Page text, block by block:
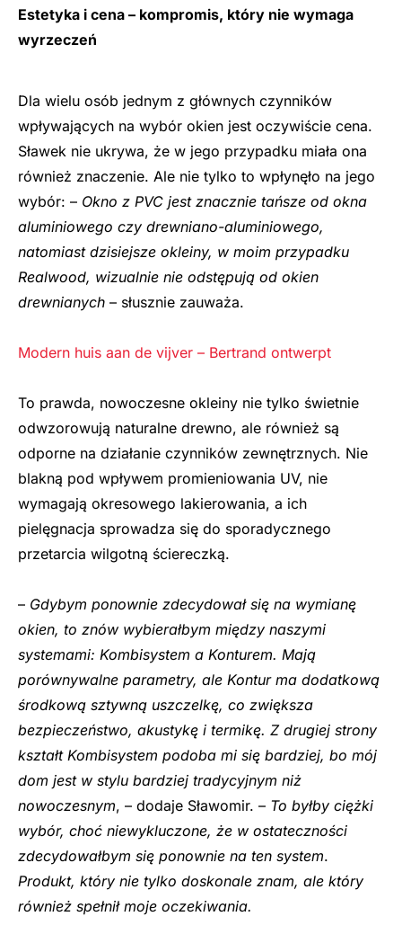
Estetyka i cena – kompromis, który nie wymaga
wyrzeczeń
Dla wielu osób jednym z głównych czynników
wpływających na wybór okien jest oczywiście cena.
Sławek nie ukrywa, że w jego przypadku miała ona
również znaczenie. Ale nie tylko to wpłynęło na jego
wybór: – Okno z PVC jest znacznie tańsze od okna
aluminiowego czy drewniano-aluminiowego,
natomiast dzisiejsze okleiny, w moim przypadku
Realwood, wizualnie nie odstępują od okien
drewnianych – słusznie zauważa.
Modern huis aan de vijver – Bertrand ontwerpt
To prawda, nowoczesne okleiny nie tylko świetnie
odwzorowują naturalne drewno, ale również są
odporne na działanie czynników zewnętrznych. Nie
blakną pod wpływem promieniowania UV, nie
wymagają okresowego lakierowania, a ich
pielęgnacja sprowadza się do sporadycznego
przetarcia wilgotną ściereczką.
– Gdybym ponownie zdecydował się na wymianę
okien, to znów wybierałbym między naszymi
systemami: Kombisystem a Konturem. Mają
porównywalne parametry, ale Kontur ma dodatkową
środkową sztywną uszczelkę, co zwiększa
bezpieczeństwo, akustykę i termikę. Z drugiej strony
kształt Kombisystem podoba mi się bardziej, bo mój
dom jest w stylu bardziej tradycyjnym niż
nowoczesnym, – dodaje Sławomir. – To byłby ciężki
wybór, choć niewykluczone, że w ostateczności
zdecydowałbym się ponownie na ten system.
Produkt, który nie tylko doskonale znam, ale który
również spełnił moje oczekiwania.